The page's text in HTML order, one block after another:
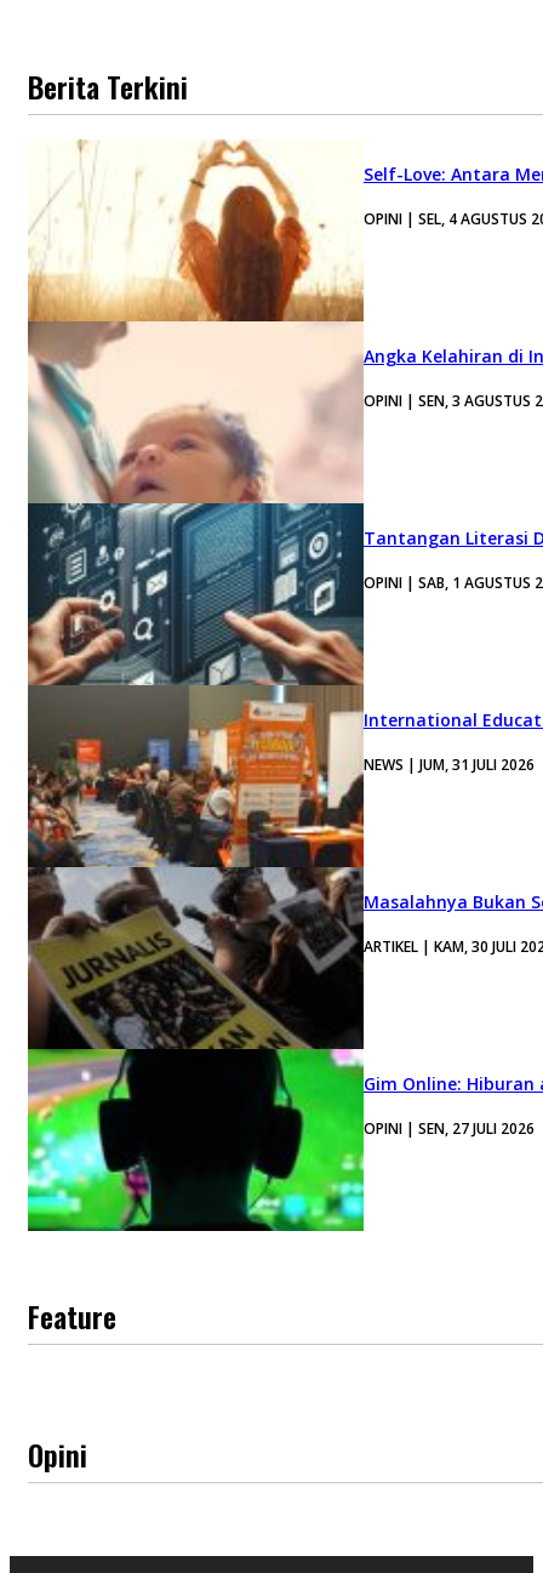
Berita Terkini
Self-Love: Antara
OPINI | SEL, 4 AGUSTUS
Angka Kelahiran di
OPINI | SEN, 3 AGUSTUS
Tantangan Literasi
OPINI | SAB, 1 AGUSTUS
International
NEWS | JUM, 31 JULI 2026
Masalahnya Bukan
ARTIKEL | KAM, 30 JULI
Gim Online:
OPINI | SEN, 27 JULI 2026
Feature
Opini